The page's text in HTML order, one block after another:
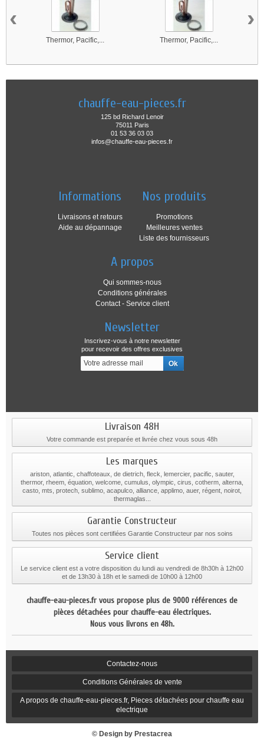
Thermor, Pacific,... Thermor, Pacific,...
‹ ›
chauffe-eau-pieces.fr
125 bd Richard Lenoir
75011 Paris
01 53 36 03 03
infos@chauffe-eau-pieces.fr
Informations
Livraisons et retours
Aide au dépannage
Nos produits
Promotions
Meilleures ventes
Liste des fournisseurs
A propos
Qui sommes-nous
Conditions générales
Contact - Service client
Newsletter
Inscrivez-vous à notre newsletter
pour recevoir des offres exclusives
Livraison 48H
Votre commande est preparée et livrée chez vous sous 48h
Les marques
ariston, atlantic, chaffoteaux, de dietrich, fleck, lemercier, pacific, sauter,
thermor, rheem, équation, welcome, cumulus, olympic, cirus, cotherm, alterna,
casto, mts, protech, sublimo, acapulco, alliance, applimo, auer, régent, noirot,
thermaglas...
Garantie Constructeur
Toutes nos pièces sont certifiées Garantie Constructeur par nos soins
Service client
Le service client est a votre disposition du lundi au vendredi de 8h30h à 12h00
et de 13h30 à 18h et le samedi de 10h00 à 12h00
chauffe-eau-pieces.fr vous propose plus de 9000 références de
pièces détachées pour chauffe-eau électriques.
Nous vous livrons en 48h.
Contactez-nous
Conditions Générales de vente
A propos de chauffe-eau-pieces.fr, Pieces détachées pour chauffe eau
electrique
© Design by Prestacrea